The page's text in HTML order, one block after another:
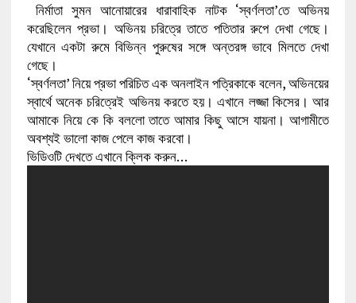
নির্মাতা সুমন আনোয়ারের ধারাবাহিক নাটক ‘স্বর্ণলতা’তে অভিনয়
করেছিলেন প্রভা। অভিনয় চরিত্রে তাতে পতিতার রুপে দেখা গেছে।
যেখানে একটা রুমে বিভিন্ন পুরুষের সঙ্গে অন্তরঙ্গ ভাবে মিলতে দেখা
গেছে।
‘স্বর্ণলতা’ নিয়ে প্রভা পরিচিত এক অনলাইন পত্রিকাকে বলেন, অভিনয়ের
স্বার্থে অনেক চরিত্রেই অভিনয় করতে হয়। এখানে লজ্জা কিসের। আর
আমাকে নিয়ে কে কি বললো তাতে আমার কিছু আসে যায়না। আগামীতে
অবশ্যই ভালো কাজ পেলে কাজ করবো।
ভিডিওটি দেখতে এখানে ক্লিক করুন…